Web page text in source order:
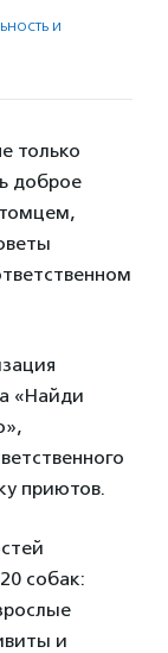
и
только
доброе
«Найди
приютов.
собак:
и